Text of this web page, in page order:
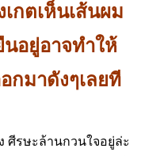
กตเห็นเส้นผม
อยู่อาจทำให้
กมาดังๆเลยที
ศีรษะล้านกวนใจอยู่ล่ะ